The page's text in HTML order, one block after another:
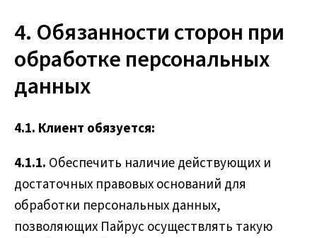
4. Обязанности сторон при
обработке персональных
данных
4.1. Клиент обязуется:
4.1.1. Обеспечить наличие действующих и
достаточных правовых оснований для
обработки персональных данных,
позволяющих Пайрус осуществлять такую